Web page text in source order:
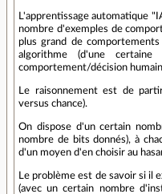
L'apprentissage automatique
nombre d'exemples de
plus grand de
algorithme (d'une
comportement/décision
Le raisonnement est de
versus chance).
On dispose d'un certain
nombre de bits donnés), à
d'un moyen d'en choisir au
Le problème est de savoir si
(avec un certain nombre